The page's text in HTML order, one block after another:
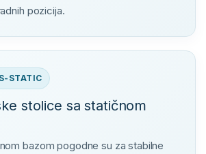
pozicija.
STATIC
stolice sa statičnom
bazom pogodne su za stabilne